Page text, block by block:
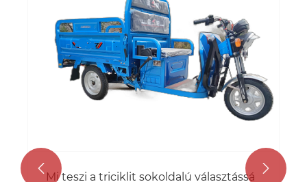
Mi teszi a triciklit sokoldalú választássá
 